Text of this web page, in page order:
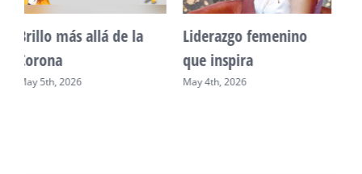
Unidad, cultura y
desarrollo comunitario
May 2nd, 2026
Sueño venezolano en
Philadelphia
May 7th, 2026